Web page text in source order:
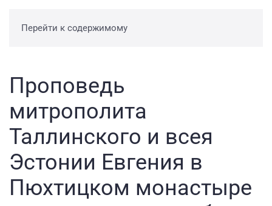
Перейти к содержимому
Проповедь
митрополита
Таллинского и всея
Эстонии Евгения в
Пюхтицком монастыре